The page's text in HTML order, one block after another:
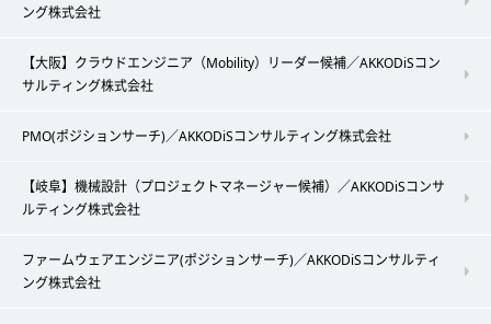
ング株式会社
【大阪】クラウドエンジニア（Mobility）リーダー候補／AKKODiSコン
サルティング株式会社
PMO(ポジションサーチ)／AKKODiSコンサルティング株式会社
【岐阜】機械設計（プロジェクトマネージャー候補）／AKKODiSコンサ
ルティング株式会社
ファームウェアエンジニア(ポジションサーチ)／AKKODiSコンサルティ
ング株式会社